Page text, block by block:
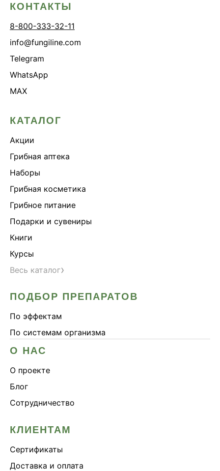
КОНТАКТЫ
8-800-333-32-11
info@fungiline.com
Telegram
WhatsApp
MAX
КАТАЛОГ
Акции
Грибная аптека
Наборы
Грибная косметика
Грибное питание
Подарки и сувениры
Книги
Курсы
Весь каталог›
ПОДБОР ПРЕПАРАТОВ
По эффектам
По системам организма
О НАС
О проекте
Блог
Сотрудничество
КЛИЕНТАМ
Сертификаты
Доставка и оплата